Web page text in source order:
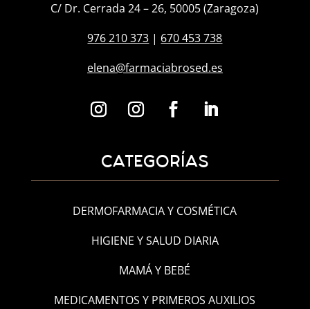
C/ Dr. Cerrada 24 – 26, 50005 (Zaragoza)
976 210 373 | 670 453 738
elena@farmaciabrosed.es
CATEGORÍAS
DERMOFARMACIA Y COSMÉTICA
HIGIENE Y SALUD DIARIA
MAMÁ Y BEBÉ
MEDICAMENTOS Y PRIMEROS AUXILIOS